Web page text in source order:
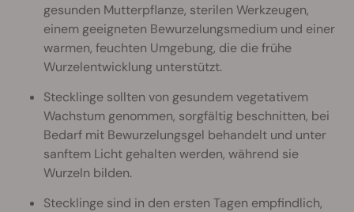
gesunden Mutterpflanze, sterilen Werkzeugen,
einem geeigneten Bewurzelungsmedium und einer
warmen, feuchten Umgebung, die die frühe
Wurzelentwicklung unterstützt.
Stecklinge sollten von gesundem vegetativem
Wachstum genommen, sorgfältig beschnitten, bei
Bedarf mit Bewurzelungsgel behandelt und unter
sanftem Licht gehalten werden, während sie
Wurzeln bilden.
Stecklinge sind in den ersten Tagen empfindlich,